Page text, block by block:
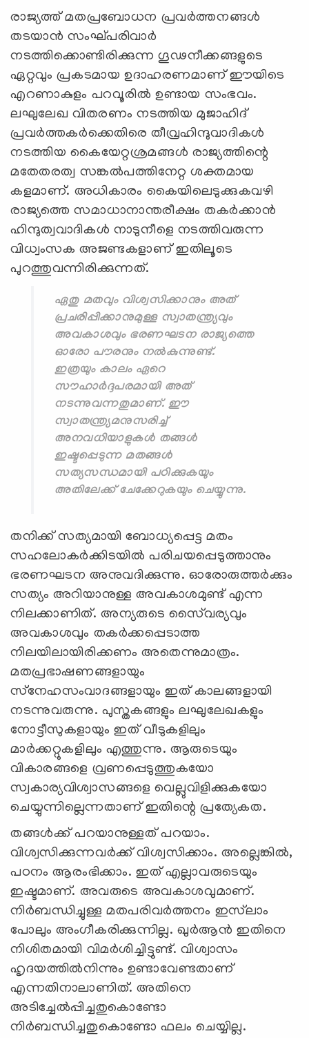
രാജ്യത്ത് മതപ്രബോധന പ്രവര്‍ത്തനങ്ങള്‍
തടയാന്‍ സംഘ്പരിവാര്‍
നടത്തിക്കൊണ്ടിരിക്കുന്ന ഗൂഢനീക്കങ്ങളുടെ
ഏറ്റവും പ്രകടമായ ഉദാഹരണമാണ് ഈയിടെ
എറണാകുളം പറവൂരില്‍ ഉണ്ടായ സംഭവം.
ലഘുലേഖ വിതരണം നടത്തിയ മുജാഹിദ്
പ്രവര്‍ത്തകര്‍ക്കെതിരെ തീവ്രഹിന്ദുവാദികള്‍
നടത്തിയ കൈയേറ്റശ്രമങ്ങള്‍ രാജ്യത്തിന്റെ
മതേതരത്വ സങ്കല്‍പത്തിനേറ്റ ശക്തമായ
കളമാണ്. അധികാരം കൈയിലെടുക്കുകവഴി
രാജ്യത്തെ സമാധാനാന്തരീക്ഷം തകര്‍ക്കാന്‍
ഹിന്ദുത്വവാദികള്‍ നാടുനീളെ നടത്തിവരുന്ന
വിധ്വംസക അജണ്ടകളാണ് ഇതിലൂടെ
പുറത്തുവന്നിരിക്കുന്നത്.
ഏതു മതവും വിശ്വസിക്കാനും അത്
പ്രചരിപ്പിക്കാനുമുള്ള സ്വാതന്ത്ര്യവും
അവകാശവും ഭരണഘടന രാജ്യത്തെ
ഓരോ പൗരനും നല്‍കുന്നുണ്ട്.
ഇത്രയും കാലം ഏറെ
സൗഹാര്‍ദ്ദപരമായി അത്
നടന്നുവന്നതുമാണ്. ഈ
സ്വാതന്ത്ര്യമനുസരിച്ച്
അനവധിയാളുകള്‍ തങ്ങള്‍
ഇഷ്ടപ്പെടുന്ന മതങ്ങള്‍
സത്യസന്ധമായി പഠിക്കുകയും
അതിലേക്ക് ചേക്കേറുകയും ചെയ്യുന്നു.
തനിക്ക് സത്യമായി ബോധ്യപ്പെട്ട മതം
സഹലോകര്‍ക്കിടയില്‍ പരിചയപ്പെടുത്താനും
ഭരണഘടന അനുവദിക്കുന്നു. ഓരോരുത്തര്‍ക്കും
സത്യം അറിയാനുള്ള അവകാശമുണ്ട് എന്ന
നിലക്കാണിത്. അന്യരുടെ സൈ്വര്യവും
അവകാശവും തകര്‍ക്കപ്പെടാത്ത
നിലയിലായിരിക്കണം അതെന്നുമാത്രം.
മതപ്രഭാഷണങ്ങളായും
സ്‌നേഹസംവാദങ്ങളായും ഇത് കാലങ്ങളായി
നടന്നുവരുന്നു. പുസ്തകങ്ങളും ലഘുലേഖകളും
നോട്ടീസുകളായും ഇത് വീടുകളിലും
മാര്‍ക്കറ്റുകളിലും എത്തുന്നു. ആരുടെയും
വികാരങ്ങളെ വ്രണപ്പെടുത്തുകയോ
സ്വകാര്യവിശ്വാസങ്ങളെ വെല്ലുവിളിക്കുകയോ
ചെയ്യുന്നില്ലെന്നതാണ് ഇതിന്റെ പ്രത്യേകത.
തങ്ങള്‍ക്ക് പറയാനുള്ളത് പറയാം.
വിശ്വസിക്കുന്നവര്‍ക്ക് വിശ്വസിക്കാം. അല്ലെങ്കില്‍,
പഠനം ആരംഭിക്കാം. ഇത് എല്ലാവരുടെയും
ഇഷ്ടമാണ്. അവരുടെ അവകാശവുമാണ്.
നിര്‍ബന്ധിച്ചുള്ള മതപരിവര്‍ത്തനം ഇസ്‌ലാം
പോലും അംഗീകരിക്കുന്നില്ല. ഖുര്‍ആന്‍ ഇതിനെ
നിശിതമായി വിമര്‍ശിച്ചിട്ടുണ്ട്. വിശ്വാസം
ഹൃദയത്തില്‍നിന്നും ഉണ്ടാവേണ്ടതാണ്
എന്നതിനാലാണിത്. അതിനെ
അടിച്ചേല്‍പ്പിച്ചതുകൊണ്ടോ
നിര്‍ബന്ധിച്ചതുകൊണ്ടോ ഫലം ചെയ്യില്ല.